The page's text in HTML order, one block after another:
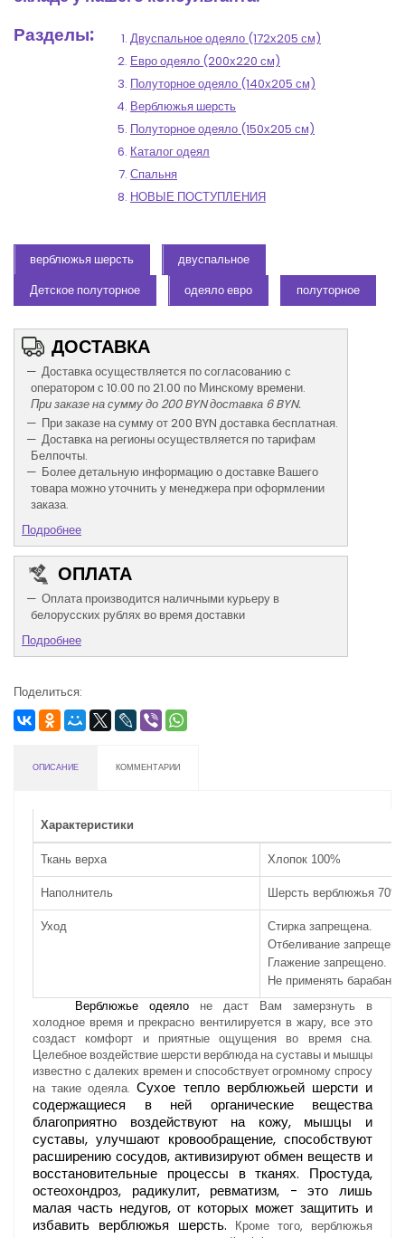
Разделы:
Двуспальное одеяло (172х205 см)
Евро одеяло (200х220 см)
Полуторное одеяло (140х205 см)
Верблюжья шерсть
Полуторное одеяло (150х205 см)
Каталог одеял
Спальня
НОВЫЕ ПОСТУПЛЕНИЯ
верблюжья шерсть
двуспальное
Детское полуторное
одеяло евро полуторное
ДОСТАВКА
Доставка осуществляется по согласованию с
оператором с 10.00 по 21.00 по Минскому времени.
При заказе на сумму до 200 BYN доставка 6 BYN.
При заказе на сумму от 200 BYN доставка бесплатная.
Доставка на регионы осуществляется по тарифам
Белпочты.
Более детальную информацию о доставке Вашего
товара можно уточнить у менеджера при оформлении
заказа.
Подробнее
ОПЛАТА
Оплата производится наличными курьеру в
белорусских рублях во время доставки
Подробнее
Поделиться:
ОПИСАНИЕ КОММЕНТАРИИ
Характеристики
Ткань верха Хлопок 100%
Наполнитель Шерсть верблюжья
Уход
Стирка запрещена.
Отбеливание
Глажение запрещено.
Не применять
Верблюжье одеяло не даст Вам замерзнуть в
холодное время и прекрасно вентилируется в жару, все это
создаст комфорт и приятные ощущения во время сна.
Целебное воздействие шерсти верблюда на суставы и мышцы
известно с далеких времен и способствует огромному спросу
на такие одеяла.Сухое тепло верблюжьей шерсти и
содержащиеся в ней органические вещества
благоприятно воздействуют на кожу, мышцы и
суставы, улучшают кровообращение, способствуют
расширению сосудов, активизируют обмен веществ и
восстановительные процессы в тканях. Простуда,
остеохондроз, радикулит, ревматизм, - это лишь
малая часть недугов, от которых может защитить и
избавить верблюжья шерсть. Кроме того, верблюжья